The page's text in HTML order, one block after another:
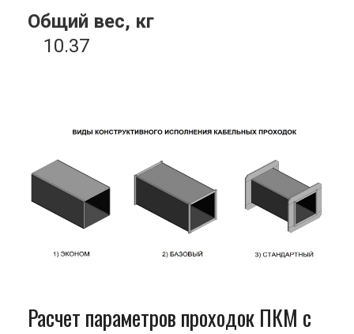
Общий вес, кг
10.37
Расчет параметров проходок ПКМ с